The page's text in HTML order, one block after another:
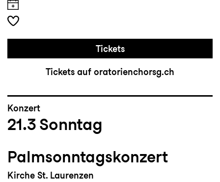
Tickets
Tickets auf oratorienchorsg.ch
Konzert
21.3 Sonntag
Palmsonntagskonzert
Kirche St. Laurenzen